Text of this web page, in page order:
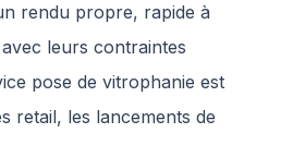
rendu propre, rapide à
leurs contraintes
pose de vitrophanie est
retail, les lancements de